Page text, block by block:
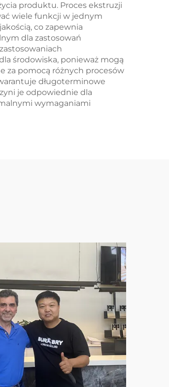
produktu. Proces ekstruzji
wiele funkcji w jednym
co zapewnia
dla zastosowań
środowiska, ponieważ mogą
za pomocą różnych procesów
długoterminowe
je odpowiednie dla
wymaganiami